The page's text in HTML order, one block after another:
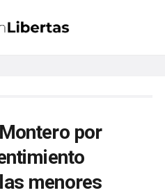
por
menores